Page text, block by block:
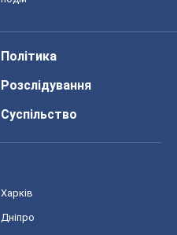
Політика
Розслідування
Суспільство
Харків
Дніпро